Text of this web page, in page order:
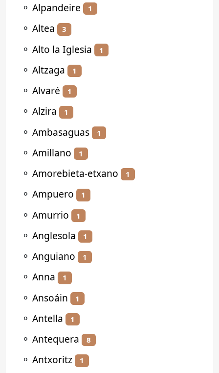
⚬ Alpandeire 1
⚬ Altea 3
⚬ Alto la Iglesia 1
⚬ Altzaga 1
⚬ Alvaré 1
⚬ Alzira 1
⚬ Ambasaguas 1
⚬ Amillano 1
⚬ Amorebieta-etxano 1
⚬ Ampuero 1
⚬ Amurrio 1
⚬ Anglesola 1
⚬ Anguiano 1
⚬ Anna 1
⚬ Ansoáin 1
⚬ Antella 1
⚬ Antequera 8
⚬ Antxoritz 1